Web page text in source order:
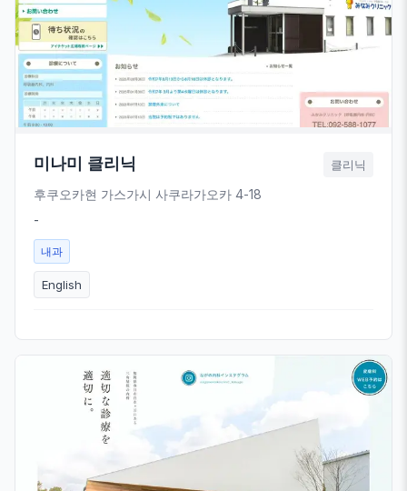
미나미 클리닉 클리닉
후쿠오카현 가스가시 사쿠라가오카 4-18
-
내과
English